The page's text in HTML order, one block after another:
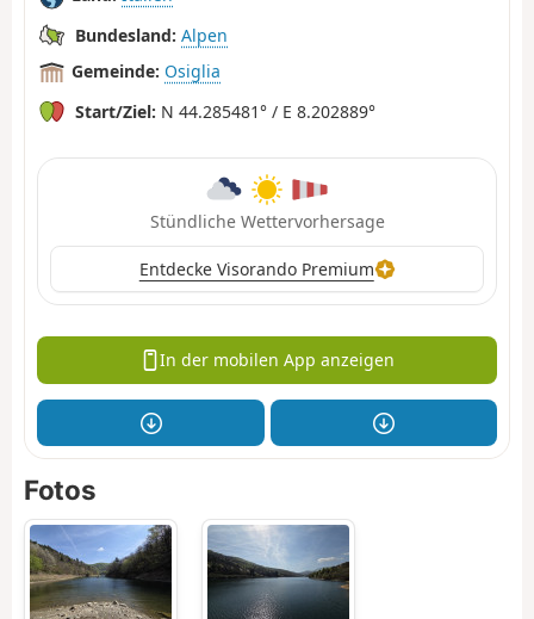
Bundesland: Alpen
Gemeinde: Osiglia
Start/Ziel: N 44.285481° / E 8.202889°
Stündliche Wettervorhersage
Entdecke Visorando Premium
In der mobilen App anzeigen
Fotos